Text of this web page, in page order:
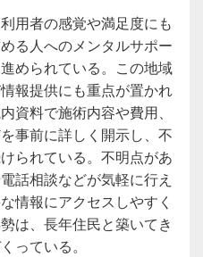
用者の感覚や満足度にも
る人へのメンタルサポー
められている。この地域
報提供にも重点が置かれ
資料で施術内容や費用、
事前に詳しく開示し、不
られている。不明点があ
話相談などが気軽に行え
情報にアクセスしやすく
は、長年住民と築いてき
っている。